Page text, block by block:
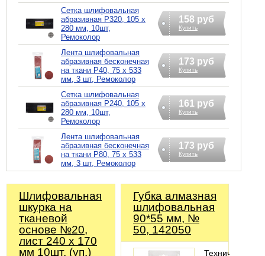
Сетка шлифовальная
абразивная Р320, 105 х
280 мм, 10шт,
Ремоколор
158 руб
Купить
Лента шлифовальная
абразивная бесконечная
на ткани Р40, 75 х 533
мм, 3 шт, Ремоколор
173 руб
Купить
Сетка шлифовальная
абразивная Р240, 105 х
280 мм, 10шт,
Ремоколор
161 руб
Купить
Лента шлифовальная
абразивная бесконечная
на ткани Р80, 75 х 533
мм, 3 шт, Ремоколор
173 руб
Купить
Шлифовальная
шкурка на
тканевой
основе №20,
лист 240 х 170
мм 10шт. (уп.)
Губка алмазная
шлифовальная
90*55 мм, №
50, 142050
Технические